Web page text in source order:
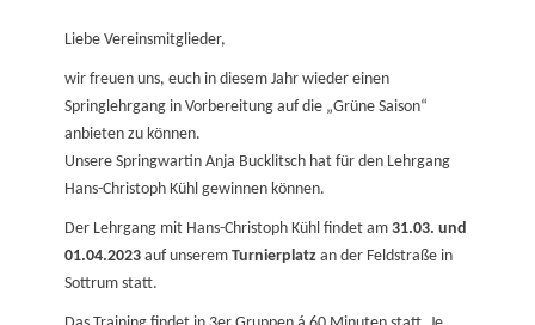
Liebe Vereinsmitglieder,
wir freuen uns, euch in diesem Jahr wieder einen
Springlehrgang in Vorbereitung auf die „Grüne Saison“
anbieten zu können.
Unsere Springwartin Anja Bucklitsch hat für den Lehrgang
Hans-Christoph Kühl gewinnen können.
Der Lehrgang mit Hans-Christoph Kühl findet am 31.03. und
01.04.2023 auf unserem Turnierplatz an der Feldstraße in
Sottrum statt.